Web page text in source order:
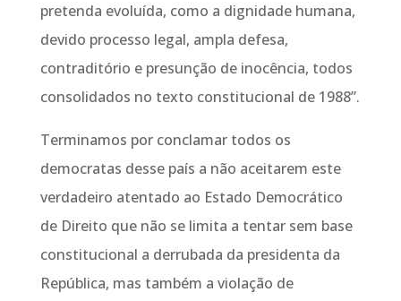
pretenda evoluída, como a dignidade humana,
devido processo legal, ampla defesa,
contraditório e presunção de inocência, todos
consolidados no texto constitucional de 1988”.
Terminamos por conclamar todos os
democratas desse país a não aceitarem este
verdadeiro atentado ao Estado Democrático
de Direito que não se limita a tentar sem base
constitucional a derrubada da presidenta da
República, mas também a violação de